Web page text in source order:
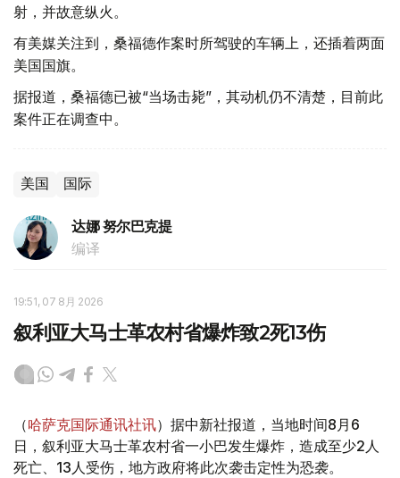
射，并故意纵火。
有美媒关注到，桑福德作案时所驾驶的车辆上，还插着两面
美国国旗。
据报道，桑福德已被“当场击毙”，其动机仍不清楚，目前此
案件正在调查中。
美国 国际
达娜 努尔巴克提
编译
19:51, 07 8月 2026
叙利亚大马士革农村省爆炸致2死13伤
（哈萨克国际通讯社讯）据中新社报道，当地时间8月6
日，叙利亚大马士革农村省一小巴发生爆炸，造成至少2人
死亡、13人受伤，地方政府将此次袭击定性为恐袭。